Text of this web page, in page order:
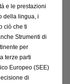
e le prestazioni
della lingua, i
ciò che ti
Strumenti di
per
terze parti
Europeo (SEE)
di